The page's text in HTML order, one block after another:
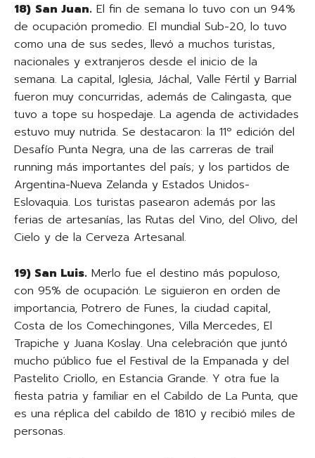
18) San Juan. El fin de semana lo tuvo con un 94%
de ocupación promedio. El mundial Sub-20, lo tuvo
como una de sus sedes, llevó a muchos turistas,
nacionales y extranjeros desde el inicio de la
semana. La capital, Iglesia, Jáchal, Valle Fértil y Barrial
fueron muy concurridas, además de Calingasta, que
tuvo a tope su hospedaje. La agenda de actividades
estuvo muy nutrida. Se destacaron: la 11º edición del
Desafío Punta Negra, una de las carreras de trail
running más importantes del país; y los partidos de
Argentina-Nueva Zelanda y Estados Unidos-
Eslovaquia. Los turistas pasearon además por las
ferias de artesanías, las Rutas del Vino, del Olivo, del
Cielo y de la Cerveza Artesanal.
19) San Luis. Merlo fue el destino más populoso,
con 95% de ocupación. Le siguieron en orden de
importancia, Potrero de Funes, la ciudad capital,
Costa de los Comechingones, Villa Mercedes, El
Trapiche y Juana Koslay. Una celebración que juntó
mucho público fue el Festival de la Empanada y del
Pastelito Criollo, en Estancia Grande. Y otra fue la
fiesta patria y familiar en el Cabildo de La Punta, que
es una réplica del cabildo de 1810 y recibió miles de
personas.